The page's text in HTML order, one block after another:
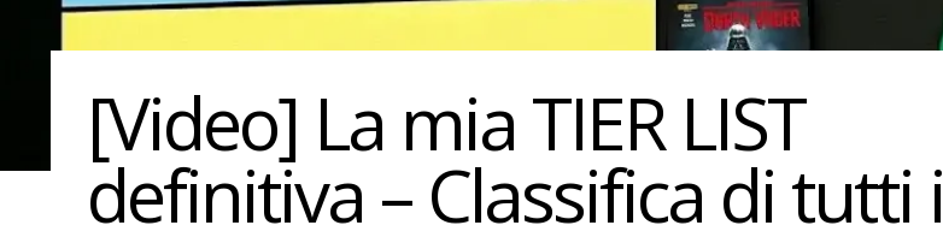
[Video] La mia TIER LIST
definitiva – Classifica di tutti i